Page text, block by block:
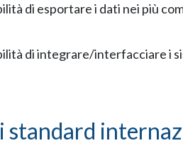
di esportare i dati nei più
di integrare/interfacciare i
standard